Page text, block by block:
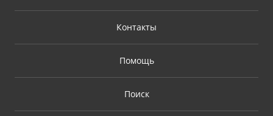
Контакты
Помощь
Поиск